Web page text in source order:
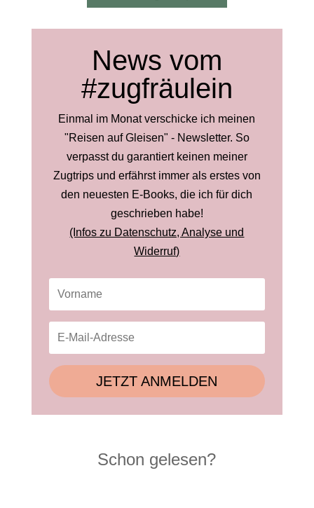
News vom
#zugfräulein
Einmal im Monat verschicke ich meinen
"Reisen auf Gleisen" - Newsletter. So
verpasst du garantiert keinen meiner
Zugtrips und erfährst immer als erstes von
den neuesten E-Books, die ich für dich
geschrieben habe!
(Infos zu Datenschutz, Analyse und
Widerruf)
JETZT ANMELDEN
Schon gelesen?